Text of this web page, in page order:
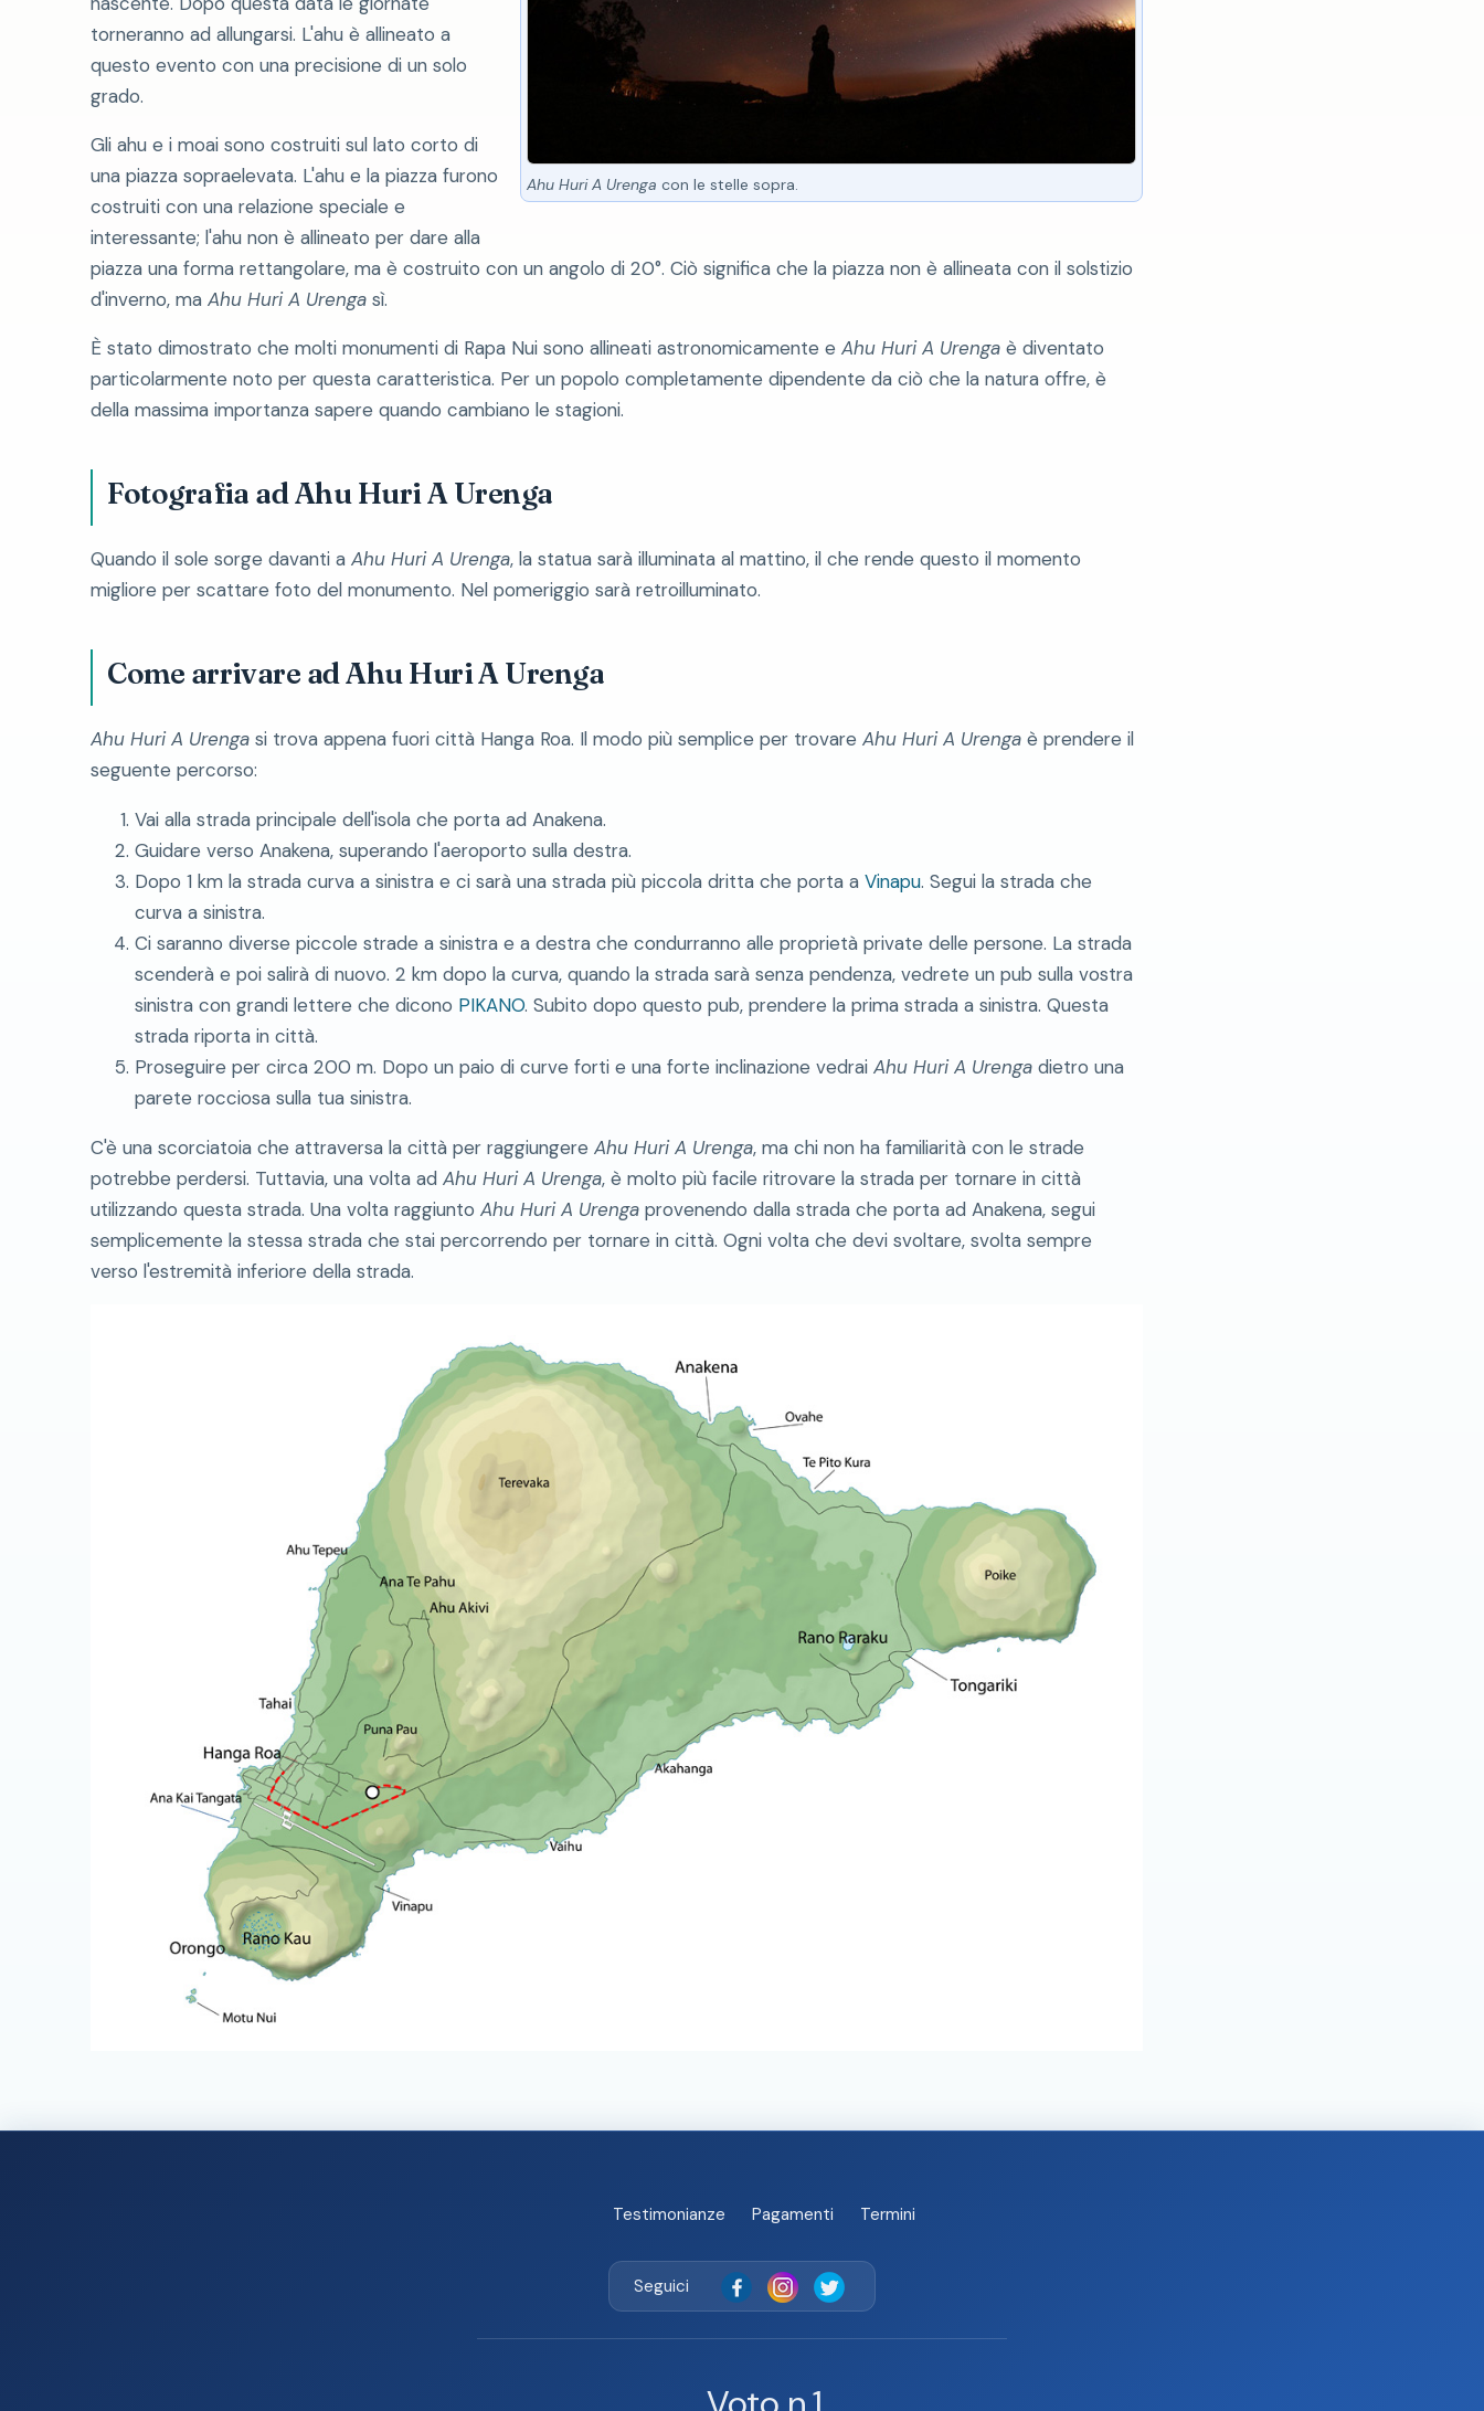
Ahu Huri A Urenga con le stelle sopra.
torneranno ad allungarsi. L'ahu è allineato a
questo evento con una precisione di un solo
grado.
Gli ahu e i moai sono costruiti sul lato corto di
una piazza sopraelevata. L'ahu e la piazza furono
costruiti con una relazione speciale e
interessante; l'ahu non è allineato per dare alla
piazza una forma rettangolare, ma è costruito con un angolo di 20°. Ciò significa che la piazza non è allineata con il solstizio
d'inverno, ma Ahu Huri A Urenga sì.
È stato dimostrato che molti monumenti di Rapa Nui sono allineati astronomicamente e Ahu Huri A Urenga è diventato
particolarmente noto per questa caratteristica. Per un popolo completamente dipendente da ciò che la natura offre, è
della massima importanza sapere quando cambiano le stagioni.
Fotografia ad Ahu Huri A Urenga
Quando il sole sorge davanti a Ahu Huri A Urenga, la statua sarà illuminata al mattino, il che rende questo il momento
migliore per scattare foto del monumento. Nel pomeriggio sarà retroilluminato.
Come arrivare ad Ahu Huri A Urenga
Ahu Huri A Urenga si trova appena fuori città Hanga Roa. Il modo più semplice per trovare Ahu Huri A Urenga è prendere il
seguente percorso:
Vai alla strada principale dell'isola che porta ad Anakena.
Guidare verso Anakena, superando l'aeroporto sulla destra.
Dopo 1 km la strada curva a sinistra e ci sarà una strada più piccola dritta che porta a Vinapu. Segui la strada che
curva a sinistra.
Ci saranno diverse piccole strade a sinistra e a destra che condurranno alle proprietà private delle persone. La strada
scenderà e poi salirà di nuovo. 2 km dopo la curva, quando la strada sarà senza pendenza, vedrete un pub sulla vostra
sinistra con grandi lettere che dicono PIKANO. Subito dopo questo pub, prendere la prima strada a sinistra. Questa
strada riporta in città.
Proseguire per circa 200 m. Dopo un paio di curve forti e una forte inclinazione vedrai Ahu Huri A Urenga dietro una
parete rocciosa sulla tua sinistra.
C'è una scorciatoia che attraversa la città per raggiungere Ahu Huri A Urenga, ma chi non ha familiarità con le strade
potrebbe perdersi. Tuttavia, una volta ad Ahu Huri A Urenga, è molto più facile ritrovare la strada per tornare in città
utilizzando questa strada. Una volta raggiunto Ahu Huri A Urenga provenendo dalla strada che porta ad Anakena, segui
semplicemente la stessa strada che stai percorrendo per tornare in città. Ogni volta che devi svoltare, svolta sempre
verso l'estremità inferiore della strada.
Testimonianze Pagamenti Termini
Seguici